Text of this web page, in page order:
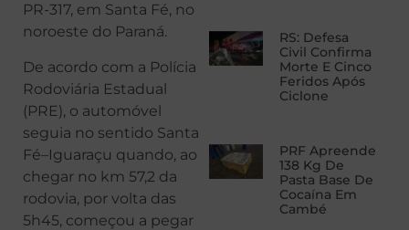
PR-317, em Santa Fé, no
noroeste do Paraná.
De acordo com a Polícia
Rodoviária Estadual
(PRE), o automóvel
seguia no sentido Santa
Fé–Iguaraçu quando, ao
chegar no km 57,2 da
rodovia, por volta das
5h45, começou a pegar
RS: Defesa
Civil Confirma
Morte E Cinco
Feridos Após
Ciclone
PRF Apreende
138 Kg De
Pasta Base De
Cocaína Em
Cambé